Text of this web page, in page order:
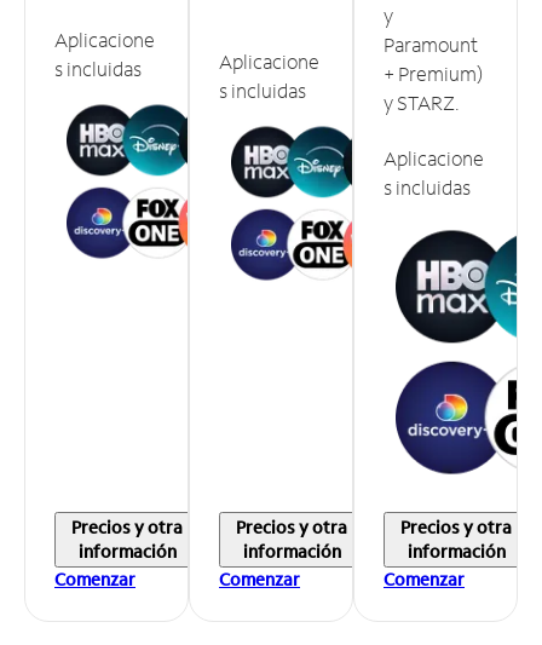
Aplicacione
s incluidas
Precios y otra
información
Comenzar
Aplicacione
s incluidas
Precios y otra
información
Comenzar
y
Paramount
+ Premium)
y STARZ.
Aplicacione
s incluidas
Precios y otra
información
Comenzar